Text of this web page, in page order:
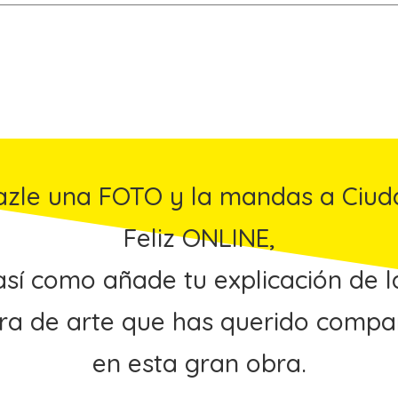
una FOTO y la mandas a
Feliz ONLINE,
como añade tu explicación de
de arte que has querido
en esta gran obra.